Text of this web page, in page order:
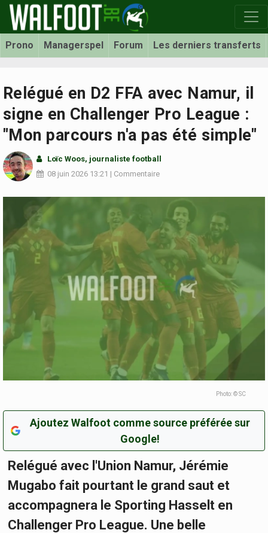
Prono Managerspel Forum Les derniers transferts
Relégué en D2 FFA avec Namur, il
signe en Challenger Pro League :
"Mon parcours n'a pas été simple"
Loïc Woos, journaliste football
08 juin 2026 13:21 | Commentaire
Photo: © SC
Ajoutez Walfoot comme source préférée sur
Google!
Relégué avec l'Union Namur, Jérémie
Mugabo fait pourtant le grand saut et
accompagnera le Sporting Hasselt en
Challenger Pro League. Une belle